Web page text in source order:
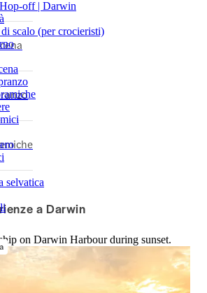
off | Darwin
scalo (per crocieristi)
selvatica
a Darwin
on Darwin Harbour during sunset.